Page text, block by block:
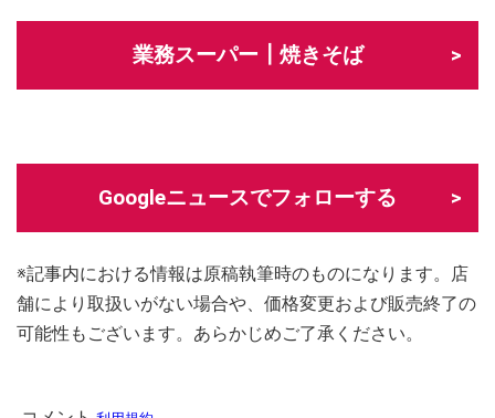
業務スーパー┃焼きそば
Googleニュースでフォローする
※記事内における情報は原稿執筆時のものになります。店
舗により取扱いがない場合や、価格変更および販売終了の
可能性もございます。あらかじめご了承ください。